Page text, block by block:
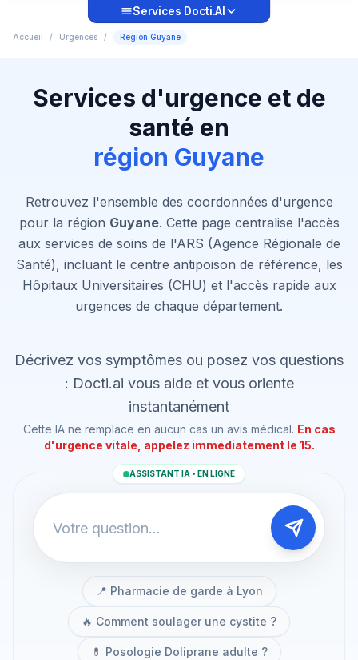
Services Docti.AI
Accueil / Urgences / Région Guyane
Services d'urgence et de
santé en
région Guyane
Retrouvez l'ensemble des coordonnées d'urgence
pour la région Guyane. Cette page centralise l'accès
aux services de soins de l'ARS (Agence Régionale de
Santé), incluant le centre antipoison de référence, les
Hôpitaux Universitaires (CHU) et l'accès rapide aux
urgences de chaque département.
Décrivez vos symptômes ou posez vos questions
: Docti.ai vous aide et vous oriente
instantanément
Cette IA ne remplace en aucun cas un avis médical. En cas
d'urgence vitale, appelez immédiatement le 15.
ASSISTANT IA • EN LIGNE
📍 Pharmacie de garde à Lyon
🔥 Comment soulager une cystite ?
💊 Posologie Doliprane adulte ?